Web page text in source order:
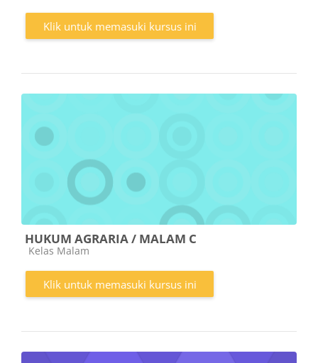
Klik untuk memasuki kursus ini
HUKUM AGRARIA / MALAM C
Kategori kursus
Kelas Malam
Klik untuk memasuki kursus ini